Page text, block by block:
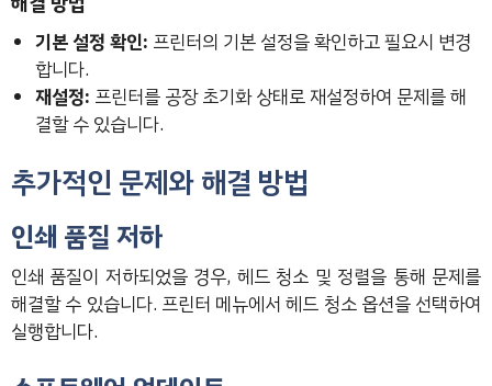
기본 설정 확인: 프린터의 기본 설정을 확인하고 필요시 변경
합니다.
재설정: 프린터를 공장 초기화 상태로 재설정하여 문제를 해
결할 수 있습니다.
추가적인 문제와 해결 방법
인쇄 품질 저하
인쇄 품질이 저하되었을 경우, 헤드 청소 및 정렬을 통해 문제를
해결할 수 있습니다. 프린터 메뉴에서 헤드 청소 옵션을 선택하여
실행합니다.